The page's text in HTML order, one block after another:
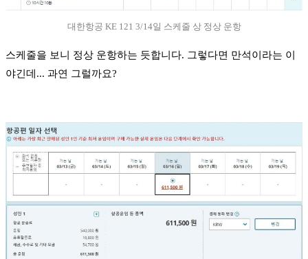
대한항공 KE 121 3/14일 스케줄 상 정상 운항
스케줄을 보니 정상 운항하는 듯합니다. 그렇다면 만석이라는 이
야긴데... 과연 그럴까요?